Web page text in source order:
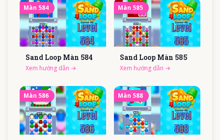
Màn 584
Sand Loop Màn 584
Xem hướng dẫn →
Màn 585
Sand Loop Màn 585
Xem hướng dẫn →
Màn 586 Màn 588